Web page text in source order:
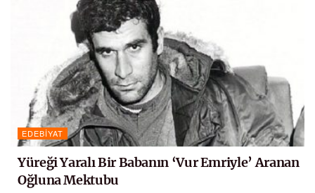
EDEBIYAT
Yüreği Yaralı Bir Babanın ‘Vur Emriyle’ Aranan
Oğluna Mektubu